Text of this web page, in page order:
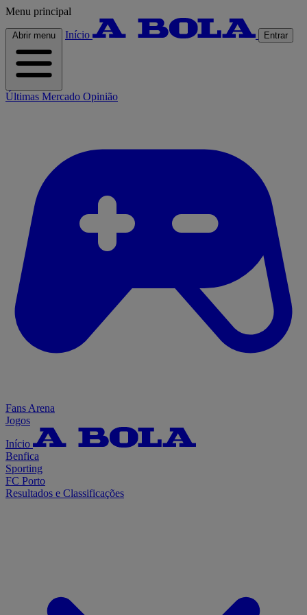
Menu principal
Abrir menu Início Entrar
Últimas Mercado Opinião
Fans Arena
Jogos
Início
Benfica
Sporting
FC Porto
Resultados e Classificações